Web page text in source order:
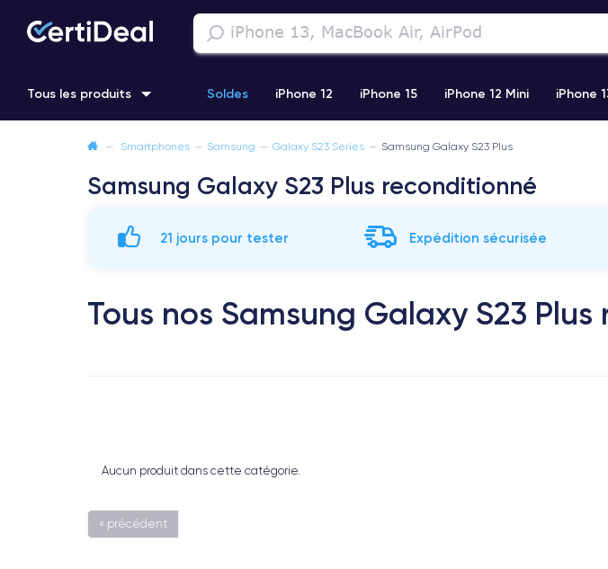
Tous les produits Soldes iPhone 12 iPhone 15 iPhone 12 Mini iPhone
iPhone 11 Pro Samsung Galaxy S22 iPhone 14 Pro Max Airpods Watch
— Smartphones — Samsung — Galaxy S23 Series — Samsung Galaxy S23 Plus
Samsung Galaxy S23 Plus reconditionné
21 jours pour tester Expédition sécurisée
Tous nos Samsung Galaxy S23
Aucun produit dans cette catégorie.
« précédent